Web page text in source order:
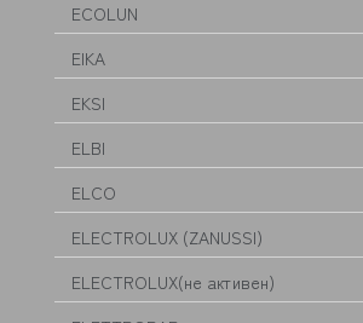
ECOLUN
EIKA
EKSI
ELBI
ELCO
ELECTROLUX (ZANUSSI)
ELECTROLUX(не активен)